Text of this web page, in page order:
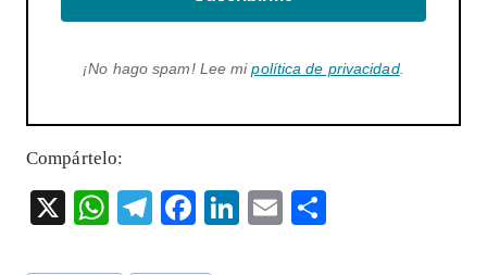
¡No hago spam! Lee mipolítica de privacidad.
Compártelo:
X
W T
F
Li E